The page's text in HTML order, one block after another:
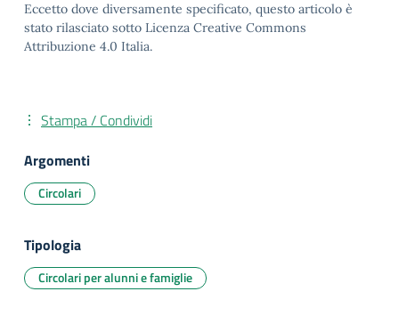
Eccetto dove diversamente specificato, questo articolo è
stato rilasciato sotto Licenza Creative Commons
Attribuzione 4.0 Italia.
Stampa / Condividi
Argomenti
Circolari
Tipologia
Circolari per alunni e famiglie